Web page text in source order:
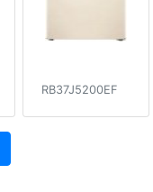
RB37J5200EF